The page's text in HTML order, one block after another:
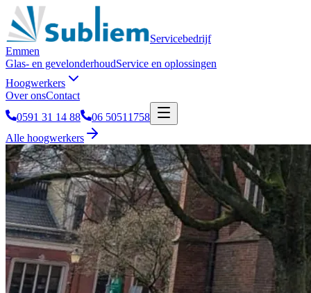
Servicebedrijf
Emmen
Glas- en gevelonderhoudService en oplossingen
Hoogwerkers
Over onsContact
0591 31 14 88
06 50511758
Alle hoogwerkers